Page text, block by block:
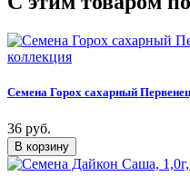
Семена Горох сахарный
36 руб.